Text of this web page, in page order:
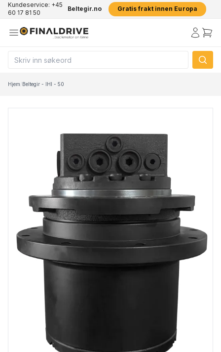
Kundeservice: +45
60 17 81 50
Beltegir.no Gratis frakt innen Europa
Hjem/Beltegir - IHI - 50